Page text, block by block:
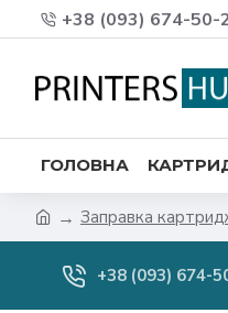
+38 (093) 674-50-
ГОЛОВНА
Заправка
+38 (093) 674-